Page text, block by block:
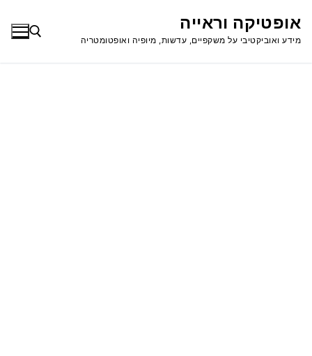
לתוכןאופטיקה וראייה
מידע ואוביקטיבי על משקפיים, עדשות, מיופיה ואופטומטריה